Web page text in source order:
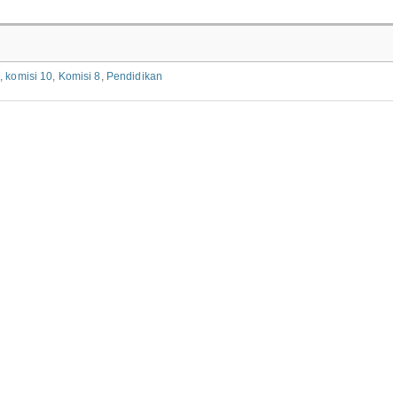
,komisi 10, Komisi 8 , Pendidikan